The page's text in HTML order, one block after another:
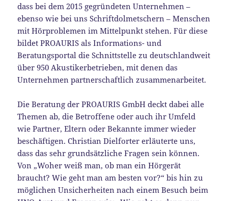
dass bei dem 2015 gegründeten Unternehmen –
ebenso wie bei uns Schriftdolmetschern – Menschen
mit Hörproblemen im Mittelpunkt stehen. Für diese
bildet PROAURIS als Informations- und
Beratungsportal die Schnittstelle zu deutschlandweit
über 950 Akustikerbetrieben, mit denen das
Unternehmen partnerschaftlich zusammenarbeitet.
Die Beratung der PROAURIS GmbH deckt dabei alle
Themen ab, die Betroffene oder auch ihr Umfeld
wie Partner, Eltern oder Bekannte immer wieder
beschäftigen. Christian Dielforter erläuterte uns,
dass das sehr grundsätzliche Fragen sein können.
Von „Woher weiß man, ob man ein Hörgerät
braucht? Wie geht man am besten vor?“ bis hin zu
möglichen Unsicherheiten nach einem Besuch beim